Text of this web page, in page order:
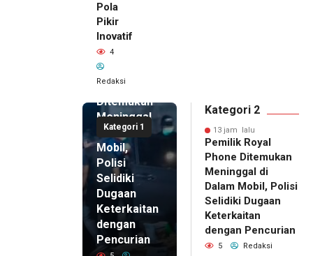
Pola
Pikir
Inovatif
4
Redaksi
Kategori 1
Pemilik
Royal
Phone
Ditemukan
Meninggal
di Dalam
Mobil,
Polisi
Selidiki
Dugaan
Keterkaitan
dengan
Pencurian
Kategori 2
13 jam lalu
Pemilik Royal
Phone Ditemukan
Meninggal di
Dalam Mobil, Polisi
Selidiki Dugaan
Keterkaitan
dengan Pencurian
5 Redaksi